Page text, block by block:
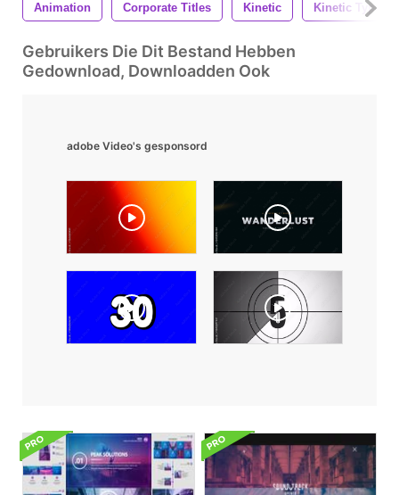
Animation Corporate Titles Kinetic Kinetic Typo
Gebruikers Die Dit Bestand Hebben
Gedownload, Downloadden Ook
adobe Video's gesponsord